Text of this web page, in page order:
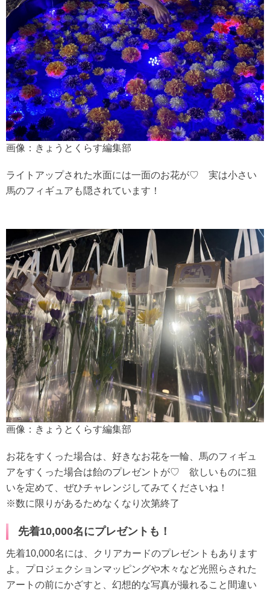
画像：きょうとくらす編集部
ライトアップされた水面には一面のお花が♡ 実は小さい
馬のフィギュアも隠されています！
画像：きょうとくらす編集部
お花をすくった場合は、好きなお花を一輪、馬のフィギュ
アをすくった場合は飴のプレゼントが♡ 欲しいものに狙
いを定めて、ぜひチャレンジしてみてくださいね！
※数に限りがあるためなくなり次第終了
先着10,000名にプレゼントも！
先着10,000名には、クリアカードのプレゼントもあります
よ。プロジェクションマッピングや木々など光照らされた
アートの前にかざすと、幻想的な写真が撮れること間違い